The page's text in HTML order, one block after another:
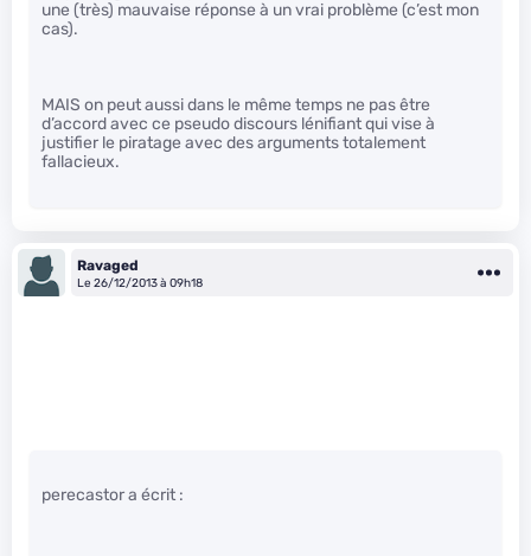
une (très) mauvaise réponse à un vrai problème (c’est mon
cas).
MAIS on peut aussi dans le même temps ne pas être
d’accord avec ce pseudo discours lénifiant qui vise à
justifier le piratage avec des arguments totalement
fallacieux.
Ravaged
Le 26/12/2013 à 09h18
perecastor a écrit :